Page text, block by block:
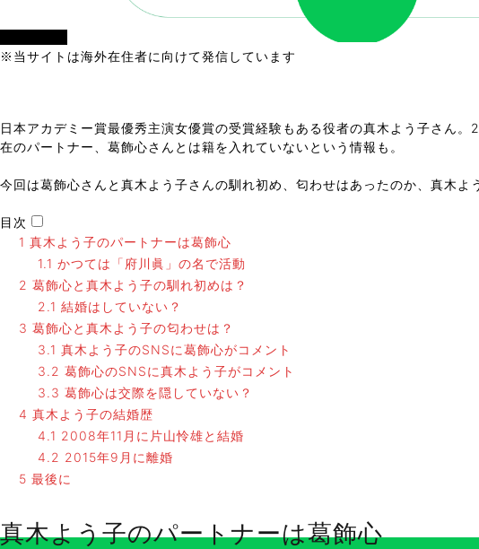
※当サイトは海外在住者に向けて発信しています
日本アカデミー賞最優秀主演女優賞の受賞経験もある役者の真木よう子さん
在のパートナー、葛飾心さんとは籍を入れていないという情報も。
今回は葛飾心さんと真木よう子さんの馴れ初め、匂わせはあったのか、真木よ
目次
1 真木よう子のパートナーは葛飾心
1.1 かつては「府川眞」の名で活動
2 葛飾心と真木よう子の馴れ初めは？
2.1 結婚はしていない？
3 葛飾心と真木よう子の匂わせは？
3.1 真木よう子のSNSに葛飾心がコメント
3.2 葛飾心のSNSに真木よう子がコメント
3.3 葛飾心は交際を隠していない？
4 真木よう子の結婚歴
4.1 2008年11月に片山怜雄と結婚
4.2 2015年9月に離婚
5 最後に
真木よう子のパートナーは葛飾心